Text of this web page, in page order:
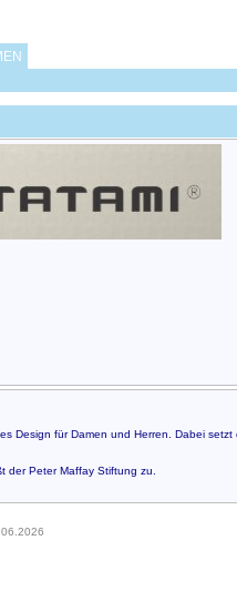
Design für Damen und Herren. Dabei
der Peter Maffay Stiftung zu.